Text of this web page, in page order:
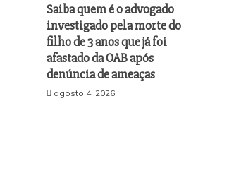
Saiba quem é o advogado
investigado pela morte do
filho de 3 anos que já foi
afastado da OAB após
denúncia de ameaças
agosto 4, 2026